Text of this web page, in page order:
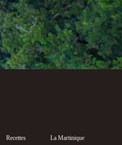
Recettes La Martinique